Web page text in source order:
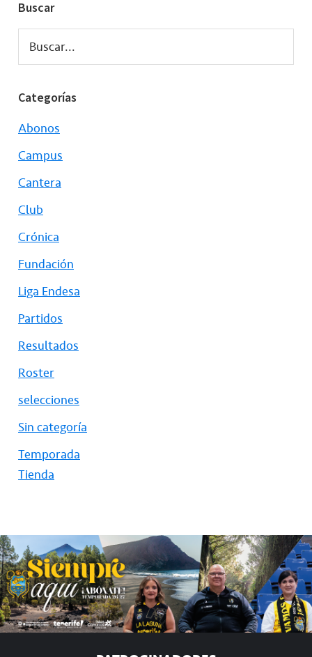
Buscar
Buscar...
Categorías
Abonos
Campus
Cantera
Club
Crónica
Fundación
Liga Endesa
Partidos
Resultados
Roster
selecciones
Sin categoría
Temporada
Tienda